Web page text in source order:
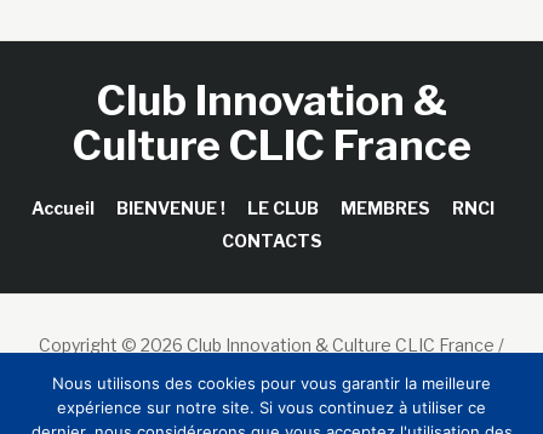
Club Innovation &
Culture CLIC France
Accueil BIENVENUE ! LE CLUB MEMBRES
RNCI
CONTACTS
Copyright © 2026 Club Innovation & Culture CLIC France /
Sinapses Conseils
Nous utilisons des cookies pour vous garantir la meilleure
expérience sur notre site. Si vous continuez à utiliser ce